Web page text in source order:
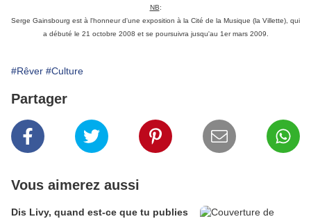
NB:
Serge Gainsbourg est à l'honneur d'une exposition à la Cité de la Musique (la Villette), qui
a débuté le 21 octobre 2008 et se poursuivra jusqu'au 1er mars 2009.
#Rêver #Culture
Partager
Vous aimerez aussi
Dis Livy, quand est-ce que tu publies